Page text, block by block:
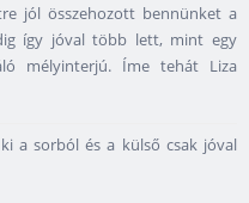
jól összehozott bennünket a
így jóval több lett, mint egy
mélyinterjú. Íme tehát Liza
a sorból és a külső csak jóval